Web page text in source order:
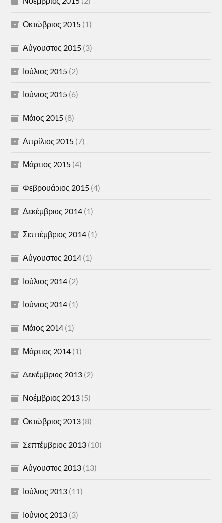
Οκτώβριος 2015 (1)
Αύγουστος 2015 (3)
Ιούλιος 2015 (2)
Ιούνιος 2015 (6)
Μάιος 2015 (8)
Απρίλιος 2015 (7)
Μάρτιος 2015 (4)
Φεβρουάριος 2015 (4)
Δεκέμβριος 2014 (1)
Σεπτέμβριος 2014 (1)
Αύγουστος 2014 (1)
Ιούλιος 2014 (2)
Ιούνιος 2014 (1)
Μάιος 2014 (1)
Μάρτιος 2014 (1)
Δεκέμβριος 2013 (2)
Νοέμβριος 2013 (5)
Οκτώβριος 2013 (8)
Σεπτέμβριος 2013 (10)
Αύγουστος 2013 (13)
Ιούλιος 2013 (11)
Ιούνιος 2013 (3)